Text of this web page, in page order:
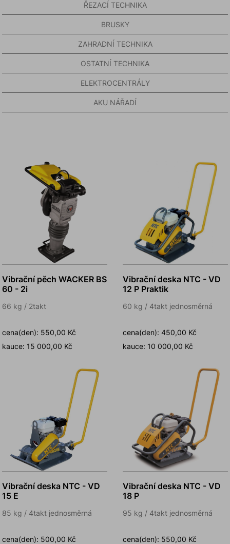
ŘEZACÍ TECHNIKA
BRUSKY
ZAHRADNÍ TECHNIKA
OSTATNÍ TECHNIKA
ELEKTROCENTRÁLY
AKU NÁŘADÍ
Vibrační pěch WACKER BS
60 - 2i
66 kg / 2takt
cena(den): 550,00 Kč
kauce: 15 000,00 Kč
Vibrační deska NTC - VD
12 P Praktik
60 kg / 4takt jednosměrná
cena(den): 450,00 Kč
kauce: 10 000,00 Kč
Vibrační deska NTC - VD
15 E
85 kg / 4takt jednosměrná
cena(den): 500,00 Kč
Vibrační deska NTC - VD
18 P
95 kg / 4takt jednosměrná
cena(den): 550,00 Kč